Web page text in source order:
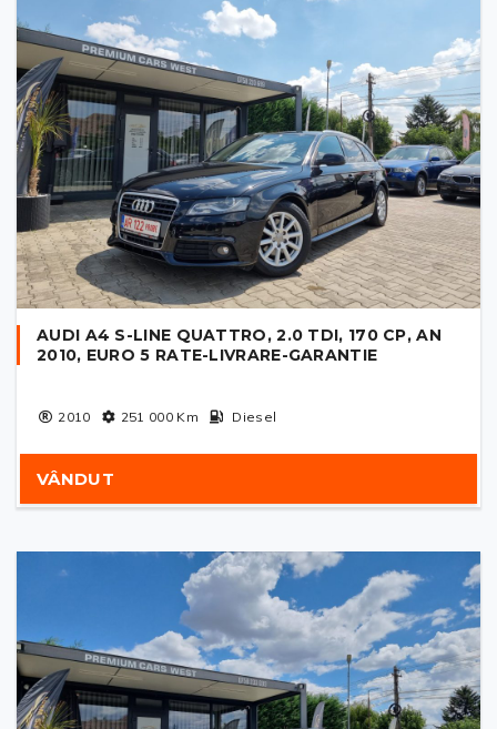
AUDI A4 S-LINE QUATTRO, 2.0 TDI, 170 CP, AN
2010, EURO 5 RATE-LIVRARE-GARANTIE
2010 251 000Km Diesel
VÂNDUT